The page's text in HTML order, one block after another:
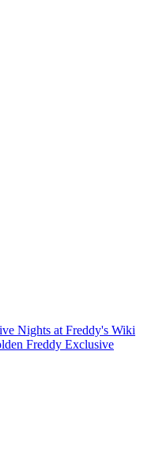
Nights at Freddy's Wiki
Freddy Exclusive